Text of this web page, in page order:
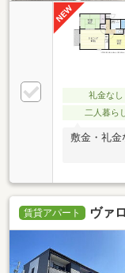
礼金なし
二人暮ら
敷金・礼金
賃貸アパート ヴァ